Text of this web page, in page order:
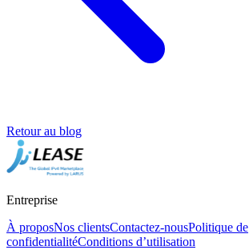
Retour au blog
Entreprise
À proposNos clientsContactez-nousPolitique de
confidentialitéConditions d’utilisation